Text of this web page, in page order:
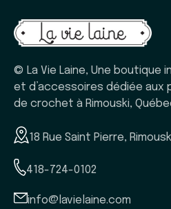
© La Vie Laine, Une boutique
et d’accessoires dédiée
de crochet à Rimouski,
18 Rue Saint Pierre,
418-724-0102
info@lavielaine.com